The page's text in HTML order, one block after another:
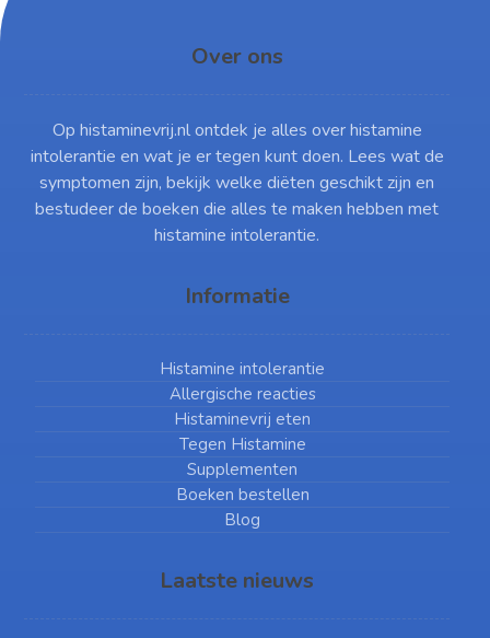
Over ons
Op histaminevrij.nl ontdek je alles over histamine
intolerantie en wat je er tegen kunt doen. Lees wat de
symptomen zijn, bekijk welke diëten geschikt zijn en
bestudeer de boeken die alles te maken hebben met
histamine intolerantie.
Informatie
Histamine intolerantie
Allergische reacties
Histaminevrij eten
Tegen Histamine
Supplementen
Boeken bestellen
Blog
Laatste nieuws